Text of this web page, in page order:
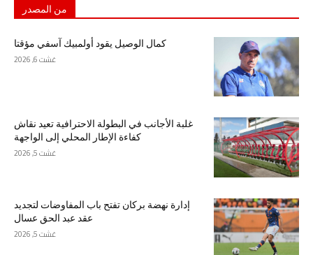
من المصدر
كمال الوصيل يقود أولمبيك آسفي مؤقتا
غشت 6, 2026
غلبة الأجانب في البطولة الاحترافية تعيد نقاش
كفاءة الإطار المحلي إلى الواجهة
غشت 5, 2026
إدارة نهضة بركان تفتح باب المفاوضات لتجديد
عقد عبد الحق عسال
غشت 5, 2026